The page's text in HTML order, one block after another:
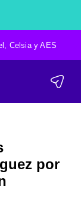
Celsia y AES
por